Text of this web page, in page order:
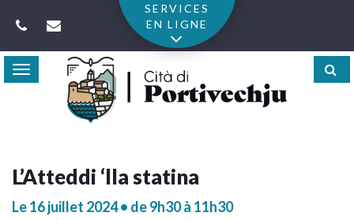
SERVICES
EN LIGNE
Toggle
navigation
L’Atteddi ‘lla statina
Le16juillet 2024• de 9h30 à 11h30